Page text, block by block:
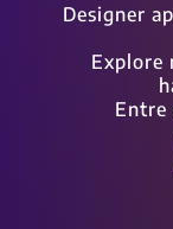
Designer
Explore
Entre